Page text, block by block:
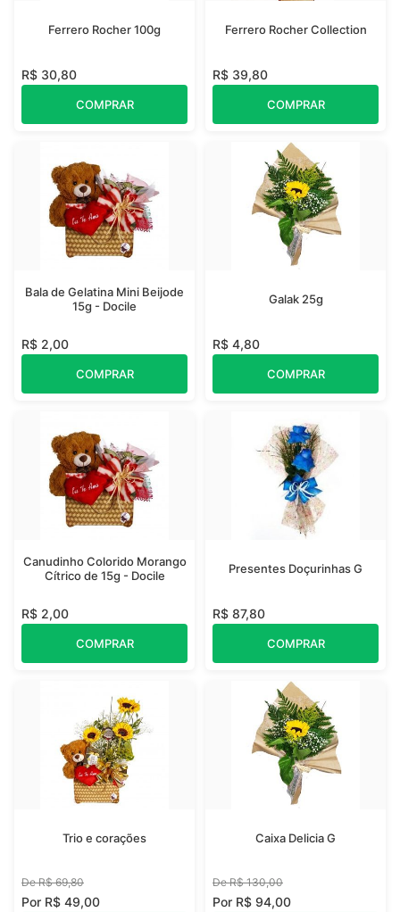
Ferrero Rocher 100g
R$ 30,80
COMPRAR
Ferrero Rocher Collection
R$ 39,80
COMPRAR
Bala de Gelatina Mini Beijode
15g - Docile
R$ 2,00
COMPRAR
Galak 25g
R$ 4,80
COMPRAR
Canudinho Colorido Morango
Cítrico de 15g - Docile
R$ 2,00
COMPRAR
Presentes Doçurinhas G
R$ 87,80
COMPRAR
Trio e corações
De R$ 69,80
Por R$ 49,00
Caixa Delicia G
De R$ 130,00
Por R$ 94,00